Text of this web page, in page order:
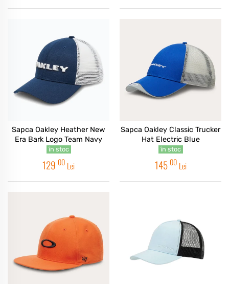
Sapca Oakley Heather New
Era Bark Logo Team Navy
în stoc
129 00 Lei
Sapca Oakley Classic Trucker
Hat Electric Blue
în stoc
145 00 Lei